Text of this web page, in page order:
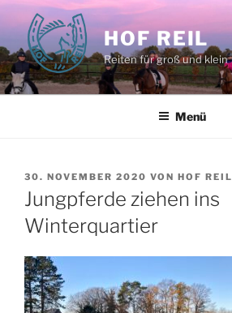
Zum
Inhalt
springen
HOF REIL
Reiten für groß und klein
Menü
VERÖFFENTLICHT
AM
30. NOVEMBER 2020 VON HOF REIL
Jungpferde ziehen ins
Winterquartier